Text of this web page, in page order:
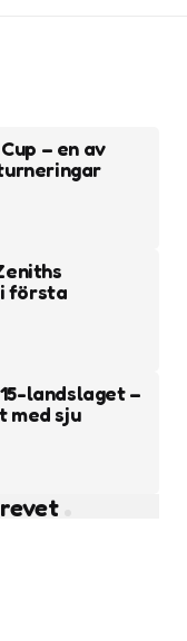
– en av
första
landslaget –
med sju